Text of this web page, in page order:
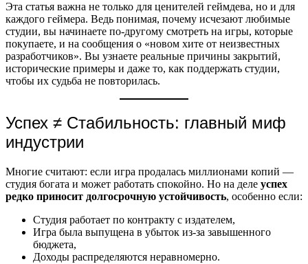
Эта статья важна не только для ценителей геймдева, но и для
каждого геймера. Ведь понимая, почему исчезают любимые
студии, вы начинаете по-другому смотреть на игры, которые
покупаете, и на сообщения о «новом хите от неизвестных
разработчиков». Вы узнаете реальные причины закрытий,
исторические примеры и даже то, как поддержать студии,
чтобы их судьба не повторилась.
Успех ≠ Стабильность: главный миф
индустрии
Многие считают: если игра продалась миллионами копий —
студия богата и может работать спокойно. Но на деле успех
редко приносит долгосрочную устойчивость, особенно если:
Студия работает по контракту с издателем,
Игра была выпущена в убыток из-за завышенного
бюджета,
Доходы распределяются неравномерно.